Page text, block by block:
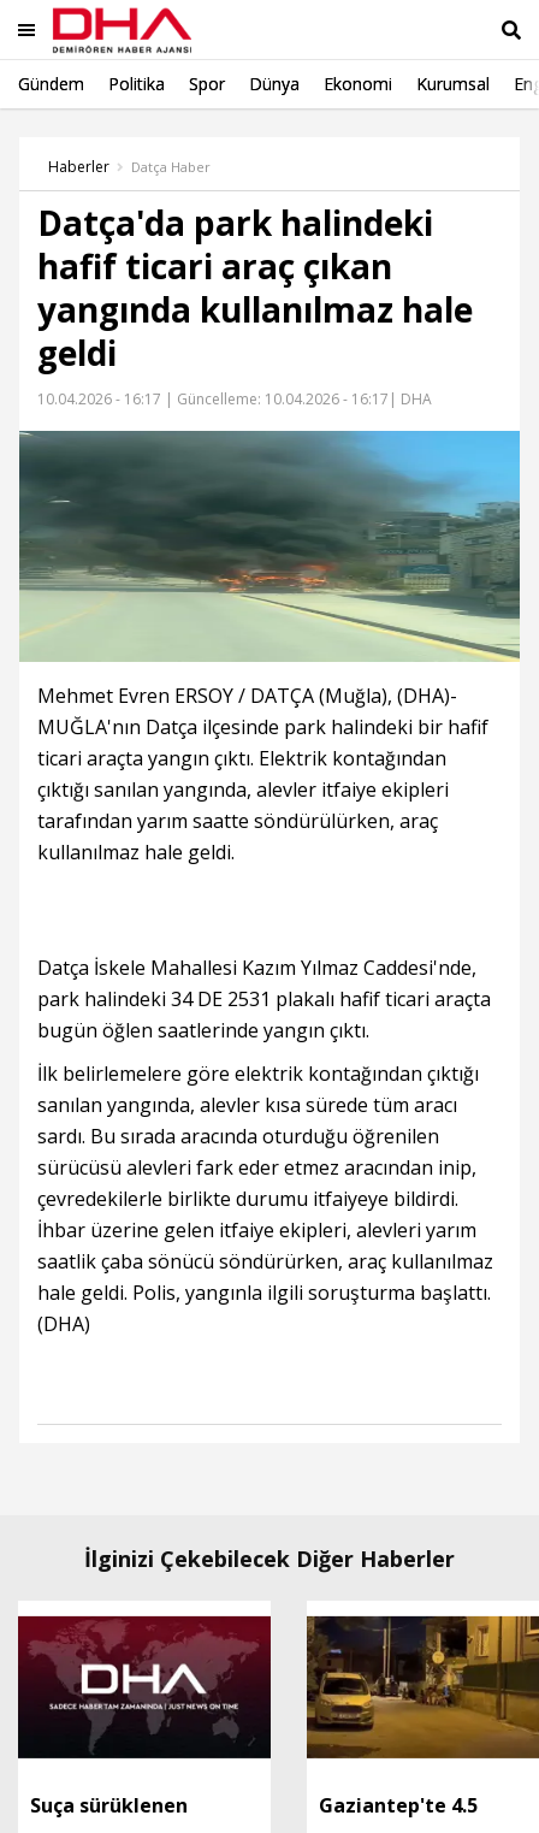
Gündem Politika Spor Dünya Ekonomi Kurumsal
Haberler Datça Haber
Datça'da park halindeki
hafif ticari araç çıkan
yangında kullanılmaz hale
geldi
10.04.2026 - 16:17 | Güncelleme: 10.04.2026 - 16:17 | DHA
Mehmet Evren ERSOY / DATÇA (Muğla), (DHA)-
MUĞLA'nın Datça ilçesinde park halindeki bir hafif
ticari araçta yangın çıktı. Elektrik kontağından
çıktığı sanılan yangında, alevler itfaiye ekipleri
tarafından yarım saatte söndürülürken, araç
kullanılmaz hale geldi.
Datça İskele Mahallesi Kazım Yılmaz Caddesi'nde,
park halindeki 34 DE 2531 plakalı hafif ticari araçta
bugün öğlen saatlerinde yangın çıktı.
İlk belirlemelere göre elektrik kontağından çıktığı
sanılan yangında, alevler kısa sürede tüm aracı
sardı. Bu sırada aracında oturduğu öğrenilen
sürücüsü alevleri fark eder etmez aracından inip,
çevredekilerle birlikte durumu itfaiyeye bildirdi.
İhbar üzerine gelen itfaiye ekipleri, alevleri yarım
saatlik çaba sönücü söndürürken, araç kullanılmaz
hale geldi. Polis, yangınla ilgili soruşturma başlattı.
(DHA)
İlginizi Çekebilecek Diğer Haberler
Suça sürüklenen
Gaziantep'te 4.5